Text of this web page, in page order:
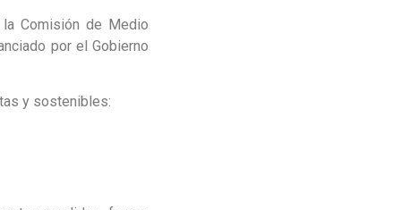
Comisión de Medio
por el Gobierno
y sostenibles: